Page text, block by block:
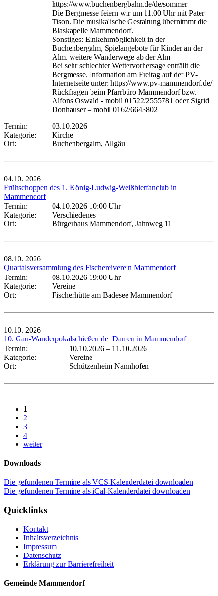
https://www.buchenbergbahn.de/de/sommer
Die Bergmesse feiern wir um 11.00 Uhr mit Pater
Tison. Die musikalische Gestaltung übernimmt die
Blaskapelle Mammendorf.
Sonstiges: Einkehrmöglichkeit in der
Buchenbergalm, Spielangebote für Kinder an der
Alm, weitere Wanderwege ab der Alm
Bei sehr schlechter Wettervorhersage entfällt die
Bergmesse. Information am Freitag auf der PV-
Internetseite unter: https://www.pv-mammendorf.de/
Rückfragen beim Pfarrbüro Mammendorf bzw.
Alfons Oswald - mobil 01522/2555781 oder Sigrid
Donhauser – mobil 0162/6643802
Termin:
03.10.2026
Kategorie:
Kirche
Ort:
Buchenbergalm, Allgäu
04.10. 2026
Frühschoppen des 1. König-Ludwig-Weißbierfanclub in
Mammendorf
Termin:
04.10.2026 10:00 Uhr
Kategorie:
Verschiedenes
Ort:
Bürgerhaus Mammendorf, Jahnweg 11
08.10. 2026
Quartalsversammlung des Fischereiverein Mammendorf
Termin:
08.10.2026 19:00 Uhr
Kategorie:
Vereine
Ort:
Fischerhütte am Badesee Mammendorf
10.10. 2026
10. Gau-Wanderpokalschießen der Damen in Mammendorf
Termin:
10.10.2026 – 11.10.2026
Kategorie:
Vereine
Ort:
Schützenheim Nannhofen
1
2
3
4
weiter
Downloads
Die gefundenen Termine als VCS-Kalenderdatei downloaden
Die gefundenen Termine als iCal-Kalenderdatei downloaden
Quicklinks
Kontakt
Inhaltsverzeichnis
Impressum
Datenschutz
Erklärung zur Barrierefreiheit
Gemeinde Mammendorf